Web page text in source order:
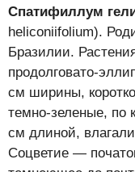
Спатифиллум
heliconiifolium).
Бразилии.
продолговато-
см ширины,
темно-зеленые, по
см длиной,
Соцветие —